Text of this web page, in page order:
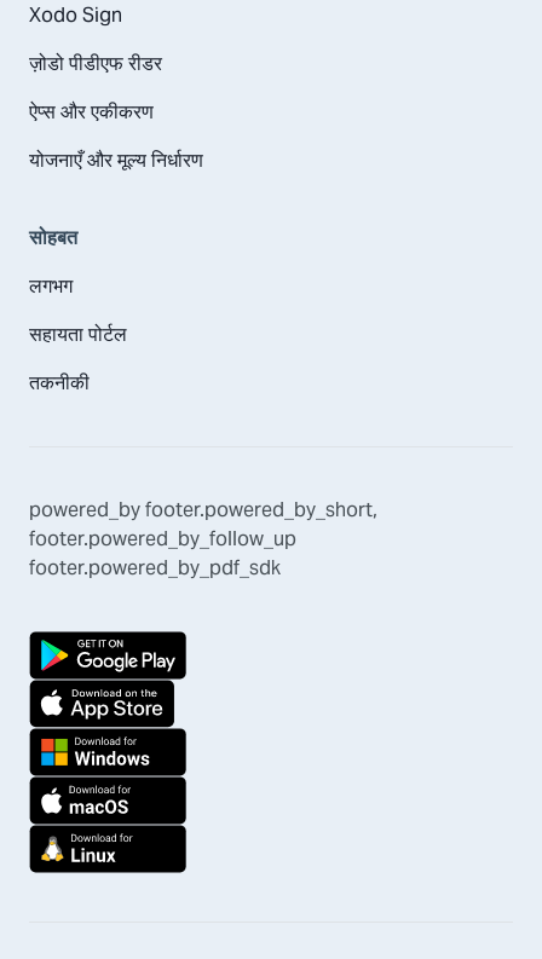
Xodo Sign
ज़ोडो पीडीएफ रीडर
ऐप्स और एकीकरण
योजनाएँ और मूल्य निर्धारण
सोहबत
लगभग
सहायता पोर्टल
तकनीकी
powered_byfooter.powered_by_short,
footer.powered_by_follow_up
footer.powered_by_pdf_sdk